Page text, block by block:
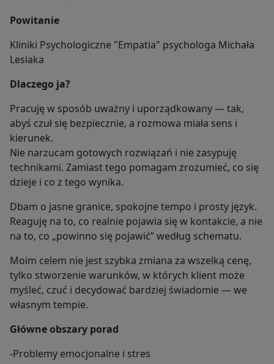
Powitanie
Kliniki Psychologiczne "Empatia" psychologa Michała
Lesiaka
Dlaczego ja?
Pracuję w sposób uważny i uporządkowany — tak,
abyś czuł się bezpiecznie, a rozmowa miała sens i
kierunek.
Nie narzucam gotowych rozwiązań i nie zasypuję
technikami. Zamiast tego pomagam zrozumieć, co się
dzieje i co z tego wynika.
Dbam o jasne granice, spokojne tempo i prosty język.
Reaguję na to, co realnie pojawia się w kontakcie, a nie
na to, co „powinno się pojawić” według schematu.
Moim celem nie jest szybka zmiana za wszelką cenę,
tylko stworzenie warunków, w których klient może
myśleć, czuć i decydować bardziej świadomie — we
własnym tempie.
Główne obszary porad
-Problemy emocjonalne i stres